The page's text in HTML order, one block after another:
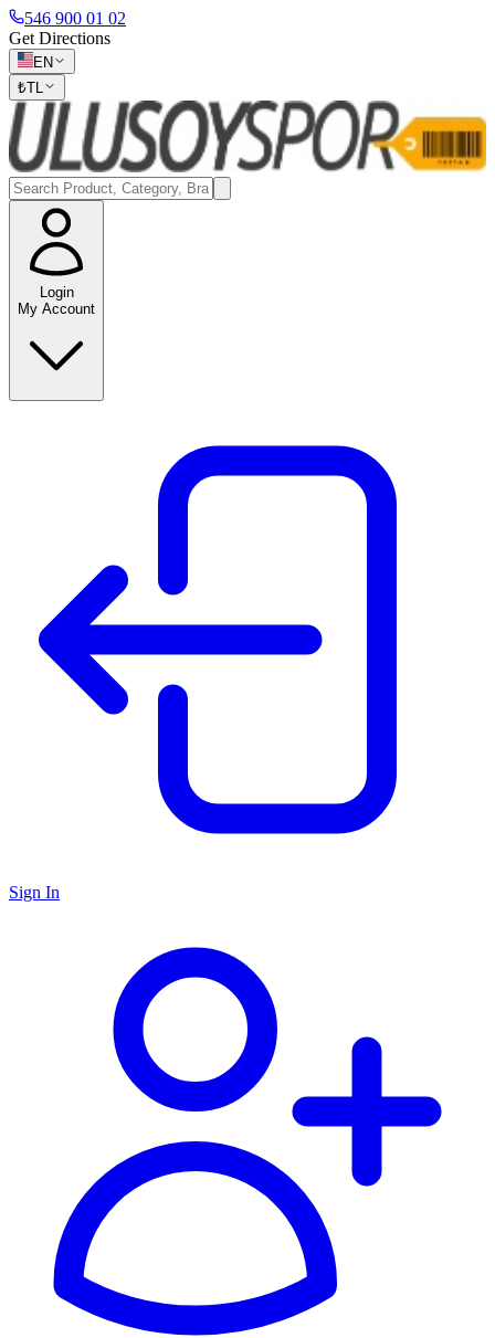
546 900 01 02
Get Directions
EN
₺TL
Login
My Account
Sign In